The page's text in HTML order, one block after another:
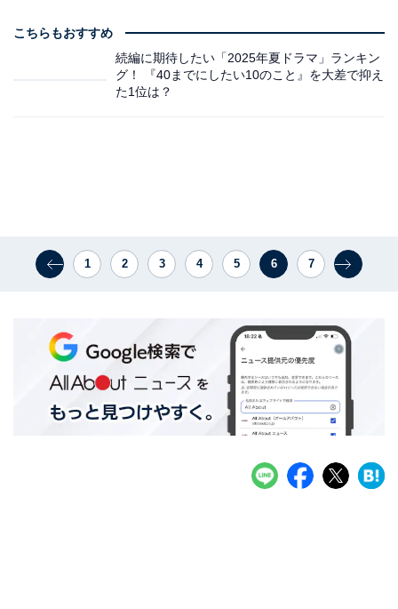
こちらもおすすめ
続編に期待したい「2025年夏ドラマ」ランキン
グ！ 『40までにしたい10のこと』を大差で抑え
た1位は？
1 2 3 4 5 6 7